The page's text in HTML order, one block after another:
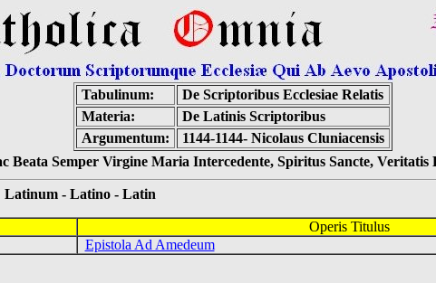
Tabulinum:
De Scriptoribus Ecclesiae Relatis
Materia:
De Latinis Scriptoribus
Argumentum:
1144-1144- Nicolaus Cluniacensis
Beata Semper Virgine Maria Intercedente, Spiritus Sancte,
- Latino - Latin
Operis Titulus
Epistola Ad Amedeum